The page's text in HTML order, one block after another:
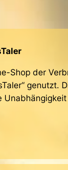
Shop der
genutzt.